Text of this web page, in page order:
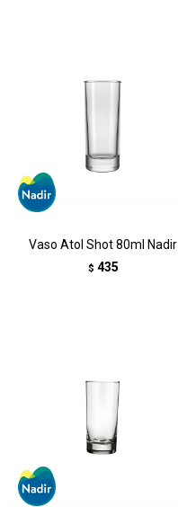
Vaso Atol Shot 80ml Nadir
$ 435